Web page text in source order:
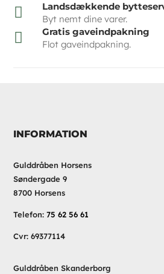

Landsdækkende
Byt nemt dine varer.

Gratis gaveindpakning
Flot gaveindpakning.
INFORMATION
Gulddråben Horsens
Søndergade 9
8700 Horsens
Telefon:75 62 56 61
Cvr: 69377114
Gulddråben Skanderborg